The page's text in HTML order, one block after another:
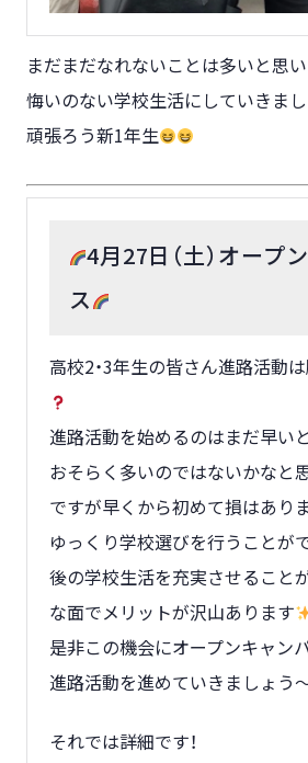
まだまだなれないことは多いと思
悔いのない学校生活にしていきま
頑張ろう新1年生
4月27日（土）オープ
ス
高校2・3年生の皆さん進路活動
進路活動を始めるのはまだ早い
おそらく多いのではないかなと
ですが早くから初めて損はありま
ゆっくり学校選びを行うことが
後の学校生活を充実させること
な面でメリットが沢山あります
是非この機会にオープンキャン
進路活動を進めていきましょう
それでは詳細です！